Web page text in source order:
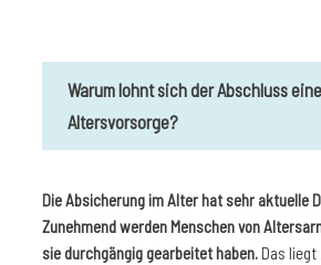
Warum lohnt sich der Abschluss
Altersvorsorge?
Die Absicherung im Alter hat sehr aktuelle
Zunehmend werden Menschen von
sie durchgängig gearbeitet haben.Das liegt